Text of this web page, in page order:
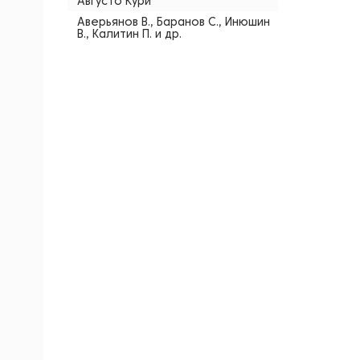
Аверьянов В., Баранов С., Инюшин
В., Калитин П. и др.